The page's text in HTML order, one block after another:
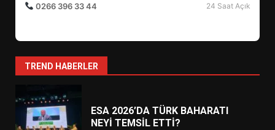
0266 396 33 44
24 Saat Açık
TREND HABERLER
1
HAREKETE GEÇİYOR: GÖZLER
ESA 2026’DA TÜRK BAHARATI
NEYİ TEMSİL ETTİ?